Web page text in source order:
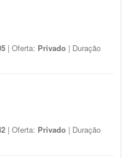
| Oferta: Privado | Duração
| Oferta: Privado | Duração